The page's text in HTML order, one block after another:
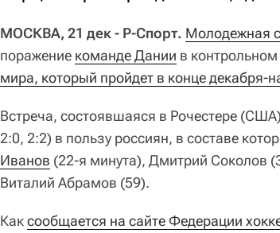
МОСКВА, 21 дек - Р-Спорт. Молодежная
поражение команде Дании в
мира, который пройдет в конце декабря-
Встреча, состоявшаяся в Рочестере
2:0, 2:2) в пользу россиян, в составе
Иванов (22-я минута), Дмитрий Соколов
Виталий Абрамов (59).
Каксообщается на сайте Федерации